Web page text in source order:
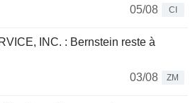
05/08
CI
INC. : Bernstein reste à
03/08
ZM